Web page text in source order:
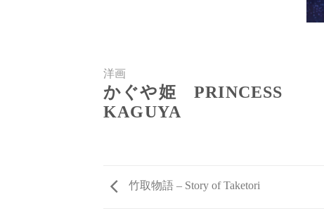
洋画
かぐや姫 PRINCESS
KAGUYA
竹取物語 – Story of Taketori